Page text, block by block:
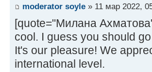
moderator soyle » 11 мар 2022,
[quote="Милана
cool. I guess you should
It's our pleasure! We
international level.